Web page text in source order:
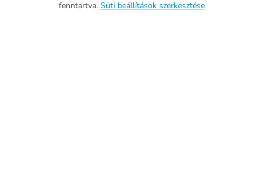
fenntartva. Süti beállítások szerkesztése